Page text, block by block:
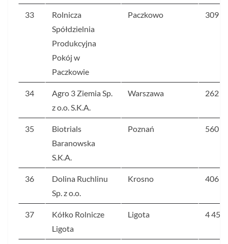
33
Rolnicza
Spółdzielnia
Produkcyjna
Pokój w
Paczkowie
Paczkowo 309
34
Agro 3 Ziemia Sp.
z o.o. S.K.A.
Warszawa 262
35
Biotrials
Baranowska
S.K.A.
Poznań 560
36
Dolina Ruchlinu
Sp. z o.o.
Krosno 406
37
Kółko Rolnicze
Ligota
Ligota 4 454